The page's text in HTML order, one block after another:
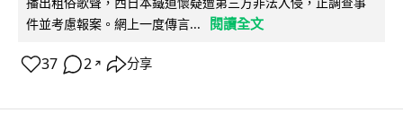
件並考慮報案。網上一度傳言...
閱讀全文
37 2 ↗ 分享